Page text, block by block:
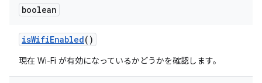
boolean
isWifiEnabled()
現在 Wi-Fi が有効になっているかどうかを確認します。